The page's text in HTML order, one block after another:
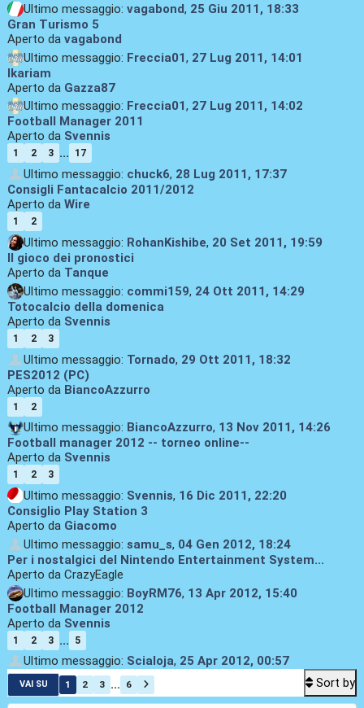
Ultimo messaggio: vagabond, 25 Giu 2011, 18:33
Gran Turismo 5
Aperto da vagabond
Ultimo messaggio: Freccia01, 27 Lug 2011, 14:01
Ikariam
Aperto da Gazza87
Ultimo messaggio: Freccia01 , 27 Lug 2011, 14:02
Football Manager 2011
Aperto da Svennis
1 2 3 ... 17
Ultimo messaggio: chuck6, 28 Lug 2011, 17:37
Consigli Fantacalcio 2011/2012
Aperto da Wire
1 2
Ultimo messaggio: RohanKishibe, 20 Set 2011, 19:59
Il gioco dei pronostici
Aperto da Tanque
Ultimo messaggio: commi159, 24 Ott 2011, 14:29
Totocalcio della domenica
Aperto da Svennis
1 2 3
Ultimo messaggio: Tornado, 29 Ott 2011, 18:32
PES2012 (PC)
Aperto da BiancoAzzurro
1 2
Ultimo messaggio: BiancoAzzurro, 13 Nov 2011, 14:26
Football manager 2012 -- torneo online--
Aperto da Svennis
1 2 3
Ultimo messaggio: Svennis, 16 Dic 2011, 22:20
Consiglio Play Station 3
Aperto da Giacomo
Ultimo messaggio: samu_s, 04 Gen 2012, 18:24
Per i nostalgici del Nintendo Entertainment System...
Aperto da CrazyEagle
Ultimo messaggio: BoyRM76, 13 Apr 2012, 15:40
Football Manager 2012
Aperto da Svennis
1 2 3 ... 5
Ultimo messaggio: Scialoja, 25 Apr 2012, 00:57
VAI SU 1 2 3 ... 6 Sort by